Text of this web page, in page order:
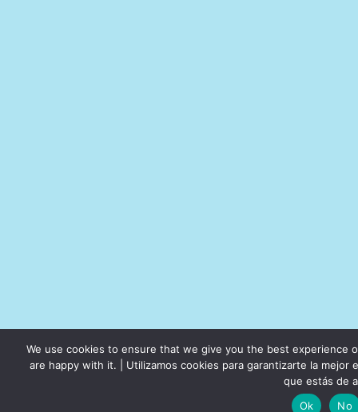
We use cookies to ensure that we give you the best
are happy with it. | Utilizamos cookies para garantizarte la
que estás de
Ok
No